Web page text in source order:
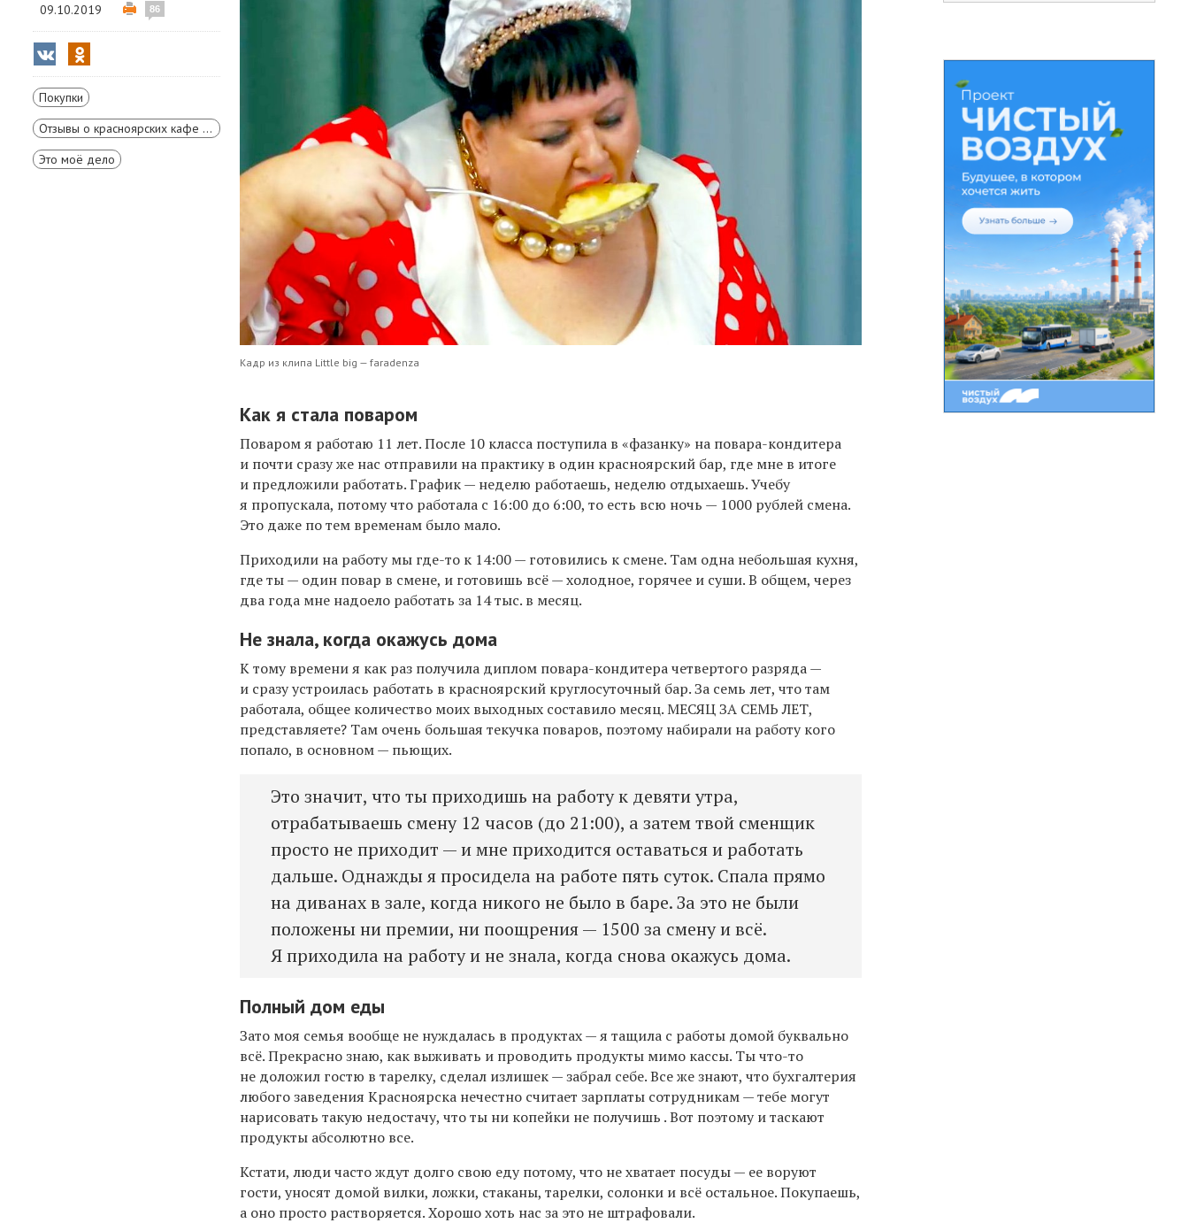
09.10.2019 86
Покупки
Отзывы о красноярских кафе и ресторанах
Это моё дело
Кадр из клипа Little big — faradenza
Как я стала поваром
Поваром я работаю 11 лет. После 10 класса поступила в «фазанку» на повара-кондитера
и почти сразу же нас отправили на практику в один красноярский бар, где мне в итоге
и предложили работать. График — неделю работаешь, неделю отдыхаешь. Учебу
я пропускала, потомучто работала с 16:00 до 6:00,то есть всю ночь — 1000 рублей смена.
Это даже по тем временам было мало.
Приходили на работу мы где-то к 14:00 — готовились к смене. Там одна небольшая кухня,
где ты — один повар в смене, и готовишь всё — холодное, горячее и суши. В общем, через
два года мне надоело работать за 14 тыс. в месяц.
Не знала, когда окажусь дома
К тому времени я как раз получила диплом повара-кондитера четвертого разряда —
и сразу устроилась работать в красноярский круглосуточный бар. За семь лет,что там
работала, общее количество моих выходных составило месяц. МЕСЯЦ ЗА СЕМЬ ЛЕТ,
представляете? Там очень большая текучка поваров, поэтомунабирали на работу кого
попало, в основном — пьющих.
Это значит, что ты приходишь на работу к девяти утра,
отрабатываешь смену 12 часов (до 21:00), а затем твой сменщик
просто не приходит — и мне приходится оставаться и работать
дальше. Однажды я просидела на работе пять суток. Спала прямо
на диванах в зале, когда никого не было в баре. За это не были
положены ни премии, ни поощрения — 1500 за смену и всё.
Я приходила на работу и не знала, когда снова окажусь дома.
Полный дом еды
Зато моя семья вообще не нуждалась в продуктах —ятащила с работы домой буквально
всё. Прекрасно знаю, как выживать и проводить продукты мимо кассы. Ты что-то
не доложил гостю в тарелку, сделал излишек — забрал себе.Все же знают, что бухгалтерия
любого заведения Красноярска нечестно считает зарплаты сотрудникам— тебе могут
нарисовать такую недостачу, что ты ни копейки не получишь . Вот поэтому и таскают
продукты абсолютно все.
Кстати, люди часто ждут долго свою еду потому, что не хватает посуды — ее воруют
гости, уносят домой вилки, ложки, стаканы, тарелки, солонки и всё остальное. Покупаешь,
а оно просто растворяется. Хорошо хоть нас за это не штрафовали.